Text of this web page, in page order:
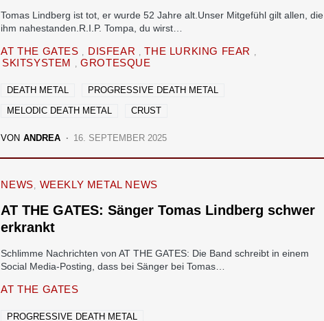
Tomas Lindberg ist tot, er wurde 52 Jahre alt.Unser Mitgefühl gilt allen, die
ihm nahestanden.R.I.P. Tompa, du wirst…
AT THE GATES DISFEAR
THE LURKING FEAR
SKITSYSTEM
GROTESQUE
DEATH METAL
PROGRESSIVE DEATH METAL
MELODIC DEATH METAL
CRUST
VON ANDREA 16. SEPTEMBER 2025
NEWS WEEKLY METAL NEWS
AT THE GATES: Sänger Tomas Lindberg schwer
erkrankt
Schlimme Nachrichten von AT THE GATES: Die Band schreibt in einem
Social Media-Posting, dass bei Sänger bei Tomas…
AT THE GATES
PROGRESSIVE DEATH METAL